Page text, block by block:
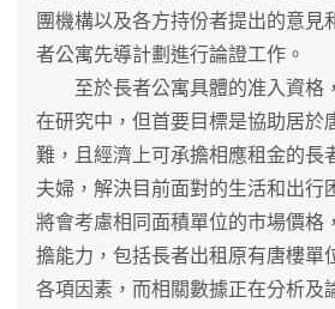
團機構以及各方持份者提出的意見
者公寓先導計劃進行論證工作。
至於長者公寓具體的准入資格
在研究中，但首要目標是協助居於
難，且經濟上可承擔相應租金的長
夫婦，解決目前面對的生活和出行
將會考慮相同面積單位的市場價格
擔能力，包括長者出租原有唐樓單
各項因素，而相關數據正在分析及